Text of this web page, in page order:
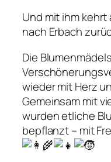
Und mit ihm
nach Erbach
Die
wieder mit Herz
Gemeinsam mit
wurden etliche
bepflanzt – mit